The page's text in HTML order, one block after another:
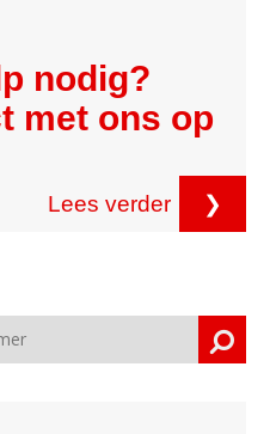
nodig?
met ons op
Lees verder ❯